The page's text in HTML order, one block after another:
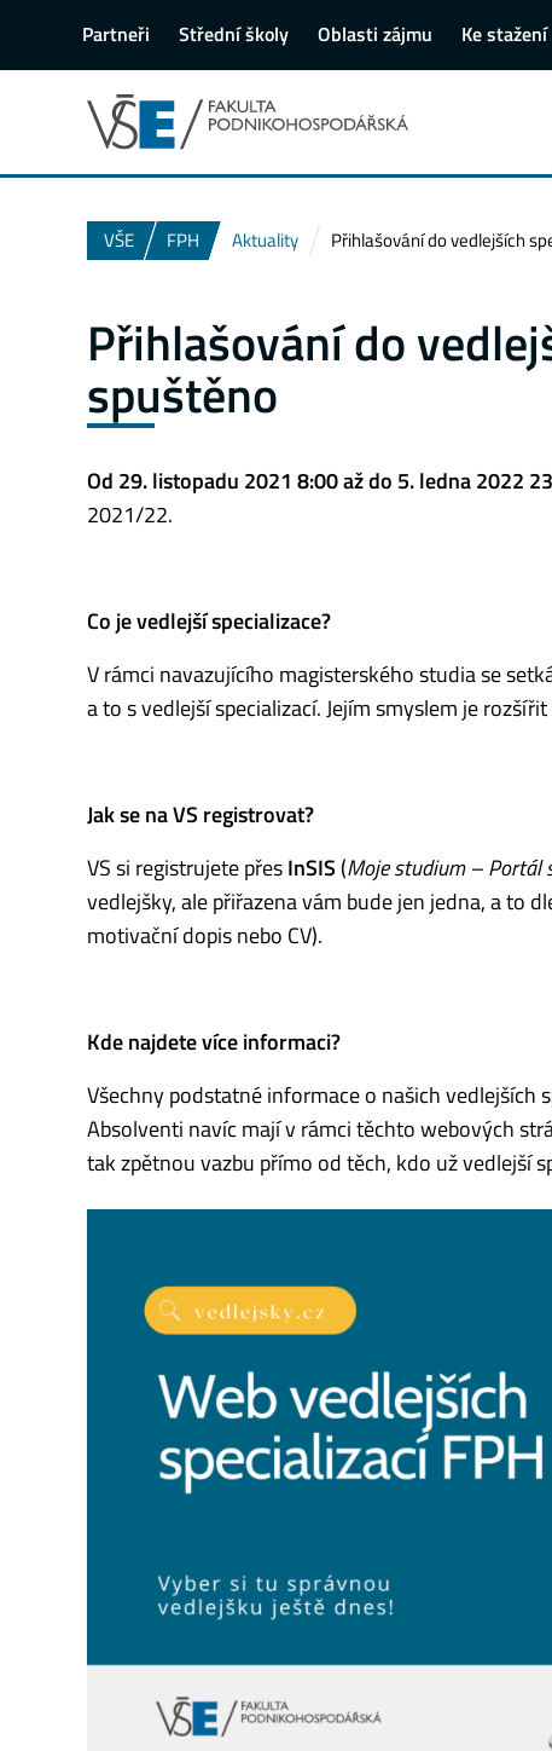
Partneři Střední školy Oblasti zájmu Ke stažení
VŠE FPH Aktuality Přihlašování do vedlejších
Přihlašování do
spuštěno
Od 29. listopadu 2021 8:00 až do 5. ledna 2022
2021/22.
Co je vedlejší specializace?
V rámci navazujícího magisterského studia se
a to s vedlejší specializací. Jejím smyslem je
Jak se na VS registrovat?
VS si registrujete přesInSIS (Moje studium – Portál
vedlejšky, ale přiřazena vám bude jen jedna, a to
motivační dopis nebo CV).
Kde najdete více informaci?
Všechny podstatné informace o našich vedlejších
Absolventi navíc mají v rámci těchto webových
tak zpětnou vazbu přímo od těch, kdo už vedlejší